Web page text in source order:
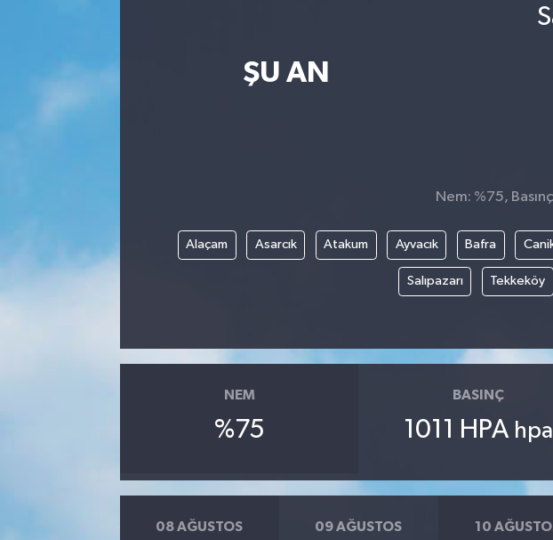
ŞU AN
Nem: %75,
Alaçam Asarcık Atakum Ayvacık Bafra
Salıpazarı Tekkeköy
NEM
%75
BASINÇ
1011 HPA hpa
08 AĞUSTOS 09 AĞUSTOS 10